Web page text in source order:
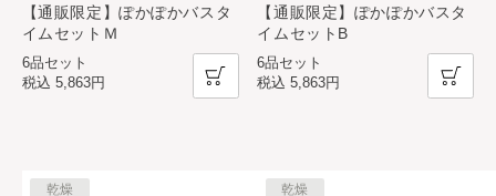
【通販限定】ぽかぽかバスタ
イムセットＭ
6品セット
税込 5,863円
【通販限定】ぽかぽかバスタ
イムセットB
6品セット
税込5,863円
乾燥 乾燥